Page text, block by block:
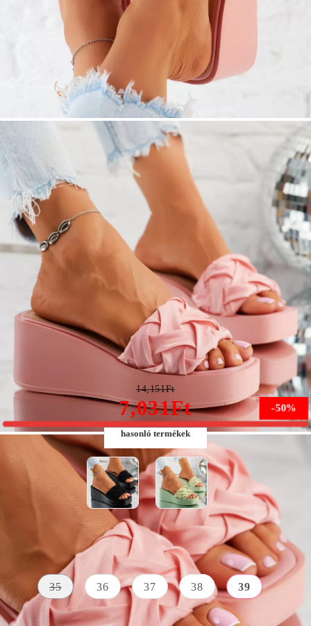
Mackenzie Női Rózsaszín Papucs Platformmal #10238
-50%
7,031Ft
14,151Ft
hasonló termékek
Méret: Méret útmutató
35 36 37 38 39